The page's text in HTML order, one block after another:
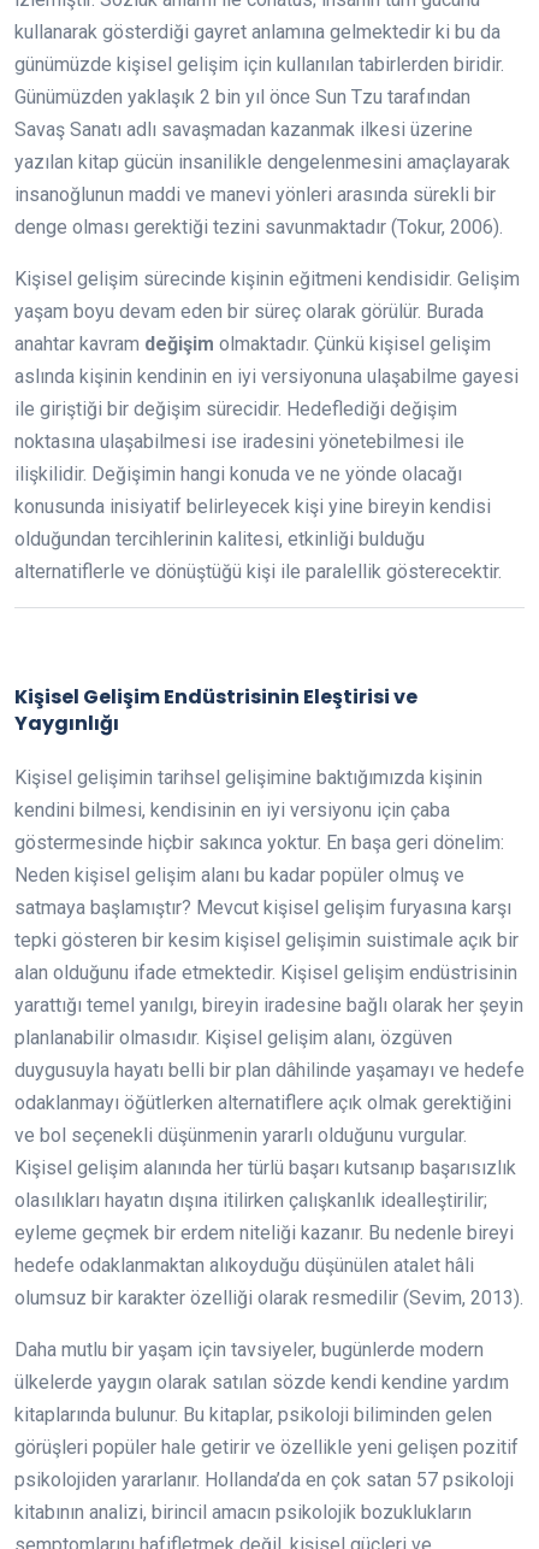
kullanarak gösterdiği gayret anlamına gelmektedir ki bu da
günümüzde kişisel gelişim için kullanılan tabirlerden biridir.
Günümüzden yaklaşık 2 bin yıl önce Sun Tzu tarafından
Savaş Sanatı adlı savaşmadan kazanmak ilkesi üzerine
yazılan kitap gücün insanilikle dengelenmesini amaçlayarak
insanoğlunun maddi ve manevi yönleri arasında sürekli bir
denge olması gerektiği tezini savunmaktadır (Tokur, 2006).
Kişisel gelişim sürecinde kişinin eğitmeni kendisidir. Gelişim
yaşam boyu devam eden bir süreç olarak görülür. Burada
anahtar kavram değişim olmaktadır. Çünkü kişisel gelişim
aslında kişinin kendinin en iyi versiyonuna ulaşabilme gayesi
ile giriştiği bir değişim sürecidir. Hedeflediği değişim
noktasına ulaşabilmesi ise iradesini yönetebilmesi ile
ilişkilidir. Değişimin hangi konuda ve ne yönde olacağı
konusunda inisiyatif belirleyecek kişi yine bireyin kendisi
olduğundan tercihlerinin kalitesi, etkinliği bulduğu
alternatiflerle ve dönüştüğü kişi ile paralellik gösterecektir.
Kişisel Gelişim Endüstrisinin Eleştirisi ve
Yaygınlığı
Kişisel gelişimin tarihsel gelişimine baktığımızda kişinin
kendini bilmesi, kendisinin en iyi versiyonu için çaba
göstermesinde hiçbir sakınca yoktur. En başa geri dönelim:
Neden kişisel gelişim alanı bu kadar popüler olmuş ve
satmaya başlamıştır? Mevcut kişisel gelişim furyasına karşı
tepki gösteren bir kesim kişisel gelişimin suistimale açık bir
alan olduğunu ifade etmektedir. Kişisel gelişim endüstrisinin
yarattığı temel yanılgı, bireyin iradesine bağlı olarak her şeyin
planlanabilir olmasıdır. Kişisel gelişim alanı, özgüven
duygusuyla hayatı belli bir plan dâhilinde yaşamayı ve hedefe
odaklanmayı öğütlerken alternatiflere açık olmak gerektiğini
ve bol seçenekli düşünmenin yararlı olduğunu vurgular.
Kişisel gelişim alanında her türlü başarı kutsanıp başarısızlık
olasılıkları hayatın dışına itilirken çalışkanlık idealleştirilir;
eyleme geçmek bir erdem niteliği kazanır. Bu nedenle bireyi
hedefe odaklanmaktan alıkoyduğu düşünülen atalet hâli
olumsuz bir karakter özelliği olarak resmedilir (Sevim, 2013).
Daha mutlu bir yaşam için tavsiyeler, bugünlerde modern
ülkelerde yaygın olarak satılan sözde kendi kendine yardım
kitaplarında bulunur. Bu kitaplar, psikoloji biliminden gelen
görüşleri popüler hale getirir ve özellikle yeni gelişen pozitif
psikolojiden yararlanır. Hollanda’da en çok satan 57 psikoloji
kitabının analizi, birincil amacın psikolojik bozuklukların